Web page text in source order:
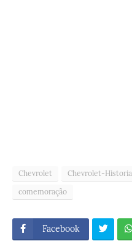
Chevrolet Chevrolet-Historia
comemoração
Facebook